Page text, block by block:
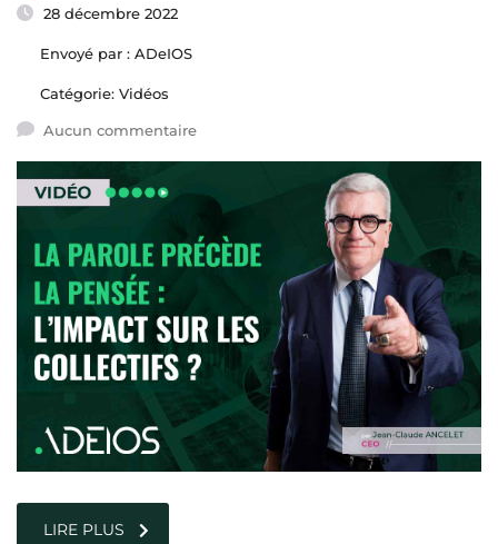
28 décembre 2022
Envoyé par : ADeIOS
Catégorie: Vidéos
Aucun commentaire
LIRE PLUS